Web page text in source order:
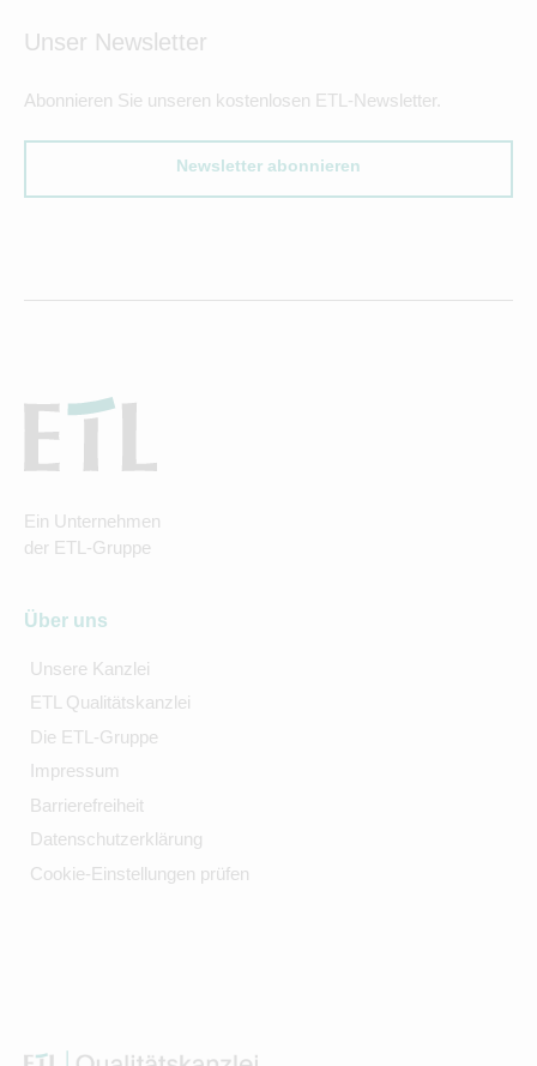
Unser Newsletter
Abonnieren Sie unseren kostenlosen ETL-Newsletter.
Newsletter abonnieren
Ein Unternehmen
der ETL-Gruppe
Über uns
Unsere Kanzlei
ETL Qualitätskanzlei
Die ETL-Gruppe
Impressum
Barrierefreiheit
Datenschutzerklärung
Cookie-Einstellungen prüfen